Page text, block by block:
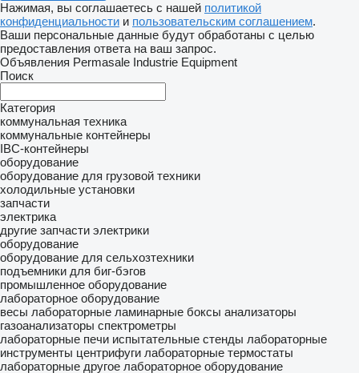
Нажимая, вы соглашаетесь с нашей политикой
конфиденциальности и пользовательским соглашением.
Ваши персональные данные будут обработаны с целью
предоставления ответа на ваш запрос.
Объявления Permasale Industrie Equipment
Поиск
Категория
коммунальная техника
коммунальные контейнеры
IBC-контейнеры
оборудование
оборудование для грузовой техники
холодильные установки
запчасти
электрика
другие запчасти электрики
оборудование
оборудование для сельхозтехники
подъемники для биг-бэгов
промышленное оборудование
лабораторное оборудование
весы лабораторные ламинарные боксы анализаторы
газоанализаторы спектрометры
лабораторные печи испытательные стенды лабораторные
инструменты центрифуги лабораторные термостаты
лабораторные другое лабораторное оборудование